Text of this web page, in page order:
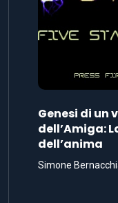
Genesi di un
dell’Amiga:
dell’anima
Simone